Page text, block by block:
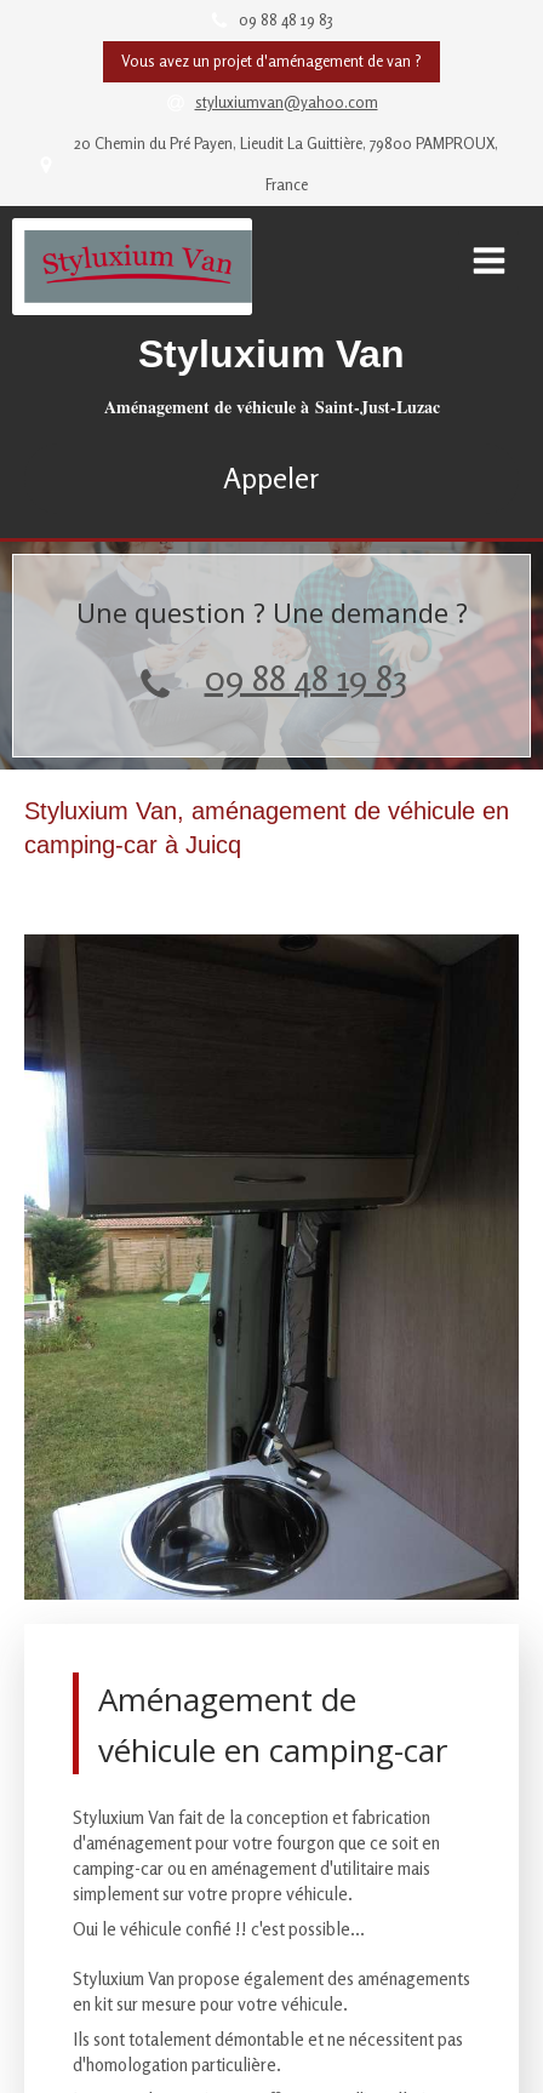
09 88 48 19 83
Vous avez un projet d'aménagement de van ?
styluxiumvan@yahoo.com
20 Chemin du Pré Payen, Lieudit La Guittière, 79800 PAMPROUX,
France
Styluxium Van
Aménagement de véhicule à Saint-Just-Luzac
Appeler
Une question ? Une demande ?
09 88 48 19 83
Styluxium Van, aménagement de véhicule en
camping-car à Juicq
Aménagement de
véhicule en camping-car
Styluxium Van fait de la conception et fabrication
d'aménagement pour votre fourgon que ce soit en
camping-car ou en aménagement d'utilitaire mais
simplement sur votre propre véhicule.
Oui le véhicule confié !! c'est possible...
Styluxium Van propose également des aménagements
en kit sur mesure pour votre véhicule.
Ils sont totalement démontable et ne nécessitent pas
d'homologation particulière.